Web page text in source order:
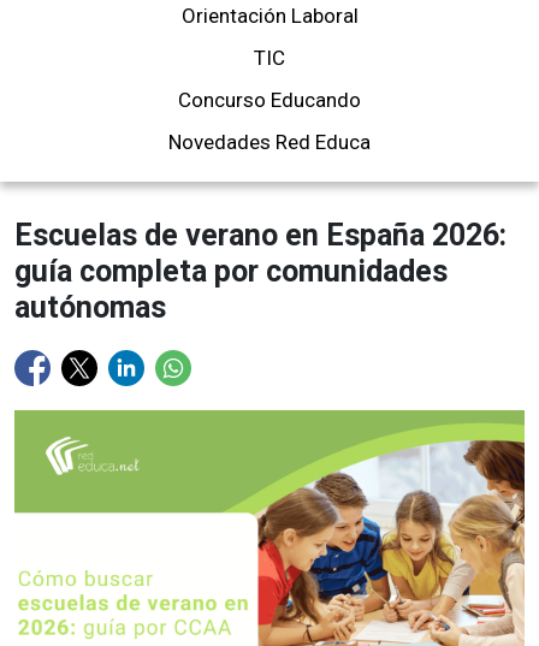
Orientación Laboral
TIC
Concurso Educando
Novedades Red Educa
Escuelas de verano en España 2026:
guía completa por comunidades
autónomas